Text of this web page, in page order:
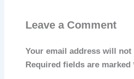
Leave a Comment
Your email address will not
Required fields are marked